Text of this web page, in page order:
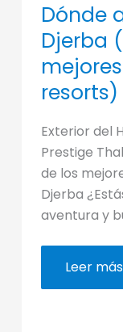
Dónde
Djerba
resorts)
Exterior del
Prestige
de los
Djerba
aventura y
Dónde
en
Leer